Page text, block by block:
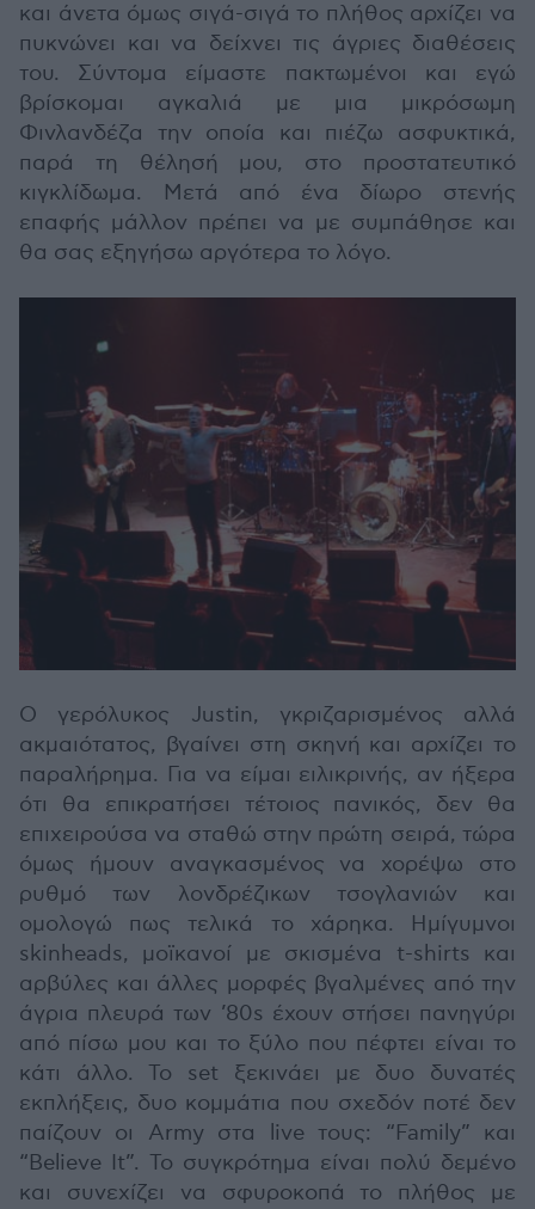
και άνετα όμως σιγά-σιγά το πλήθος αρχίζει να
πυκνώνει και να δείχνει τις άγριες διαθέσεις
του. Σύντομα είμαστε πακτωμένοι και εγώ
βρίσκομαι αγκαλιά με μια μικρόσωμη
Φινλανδέζα την οποία και πιέζω ασφυκτικά,
παρά τη θέλησή μου, στο προστατευτικό
κιγκλίδωμα. Μετά από ένα δίωρο στενής
επαφής μάλλον πρέπει να με συμπάθησε και
θα σας εξηγήσω αργότερα το λόγο.
Ο γερόλυκος Justin, γκριζαρισμένος αλλά
ακμαιότατος, βγαίνει στη σκηνή και αρχίζει το
παραλήρημα. Για να είμαι ειλικρινής, αν ήξερα
ότι θα επικρατήσει τέτοιος πανικός, δεν θα
επιχειρούσα να σταθώ στην πρώτη σειρά, τώρα
όμως ήμουν αναγκασμένος να χορέψω στο
ρυθμό των λονδρέζικων τσογλανιών και
ομολογώ πως τελικά το χάρηκα. Ημίγυμνοι
skinheads, μοϊκανοί με σκισμένα t-shirts και
αρβύλες και άλλες μορφές βγαλμένες από την
άγρια πλευρά των ’80s έχουν στήσει πανηγύρι
από πίσω μου και το ξύλο που πέφτει είναι το
κάτι άλλο. Το set ξεκινάει με δυο δυνατές
εκπλήξεις, δυο κομμάτια που σχεδόν ποτέ δεν
παίζουν οι Army στα live τους: “Family” και
“Believe It”. Το συγκρότημα είναι πολύ δεμένο
και συνεχίζει να σφυροκοπά το πλήθος με